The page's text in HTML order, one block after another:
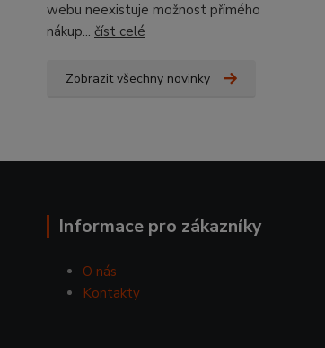
webu neexistuje možnost přímého
nákup... číst celé
Zobrazit všechny novinky
Informace pro zákazníky
O nás
Kontakty